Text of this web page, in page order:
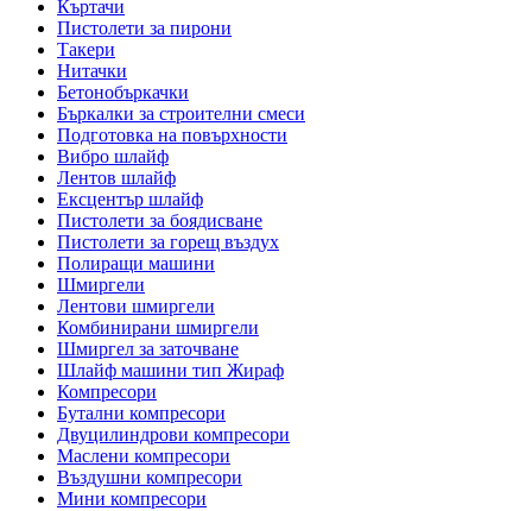
Къртачи
Пистолети за пирони
Такери
Нитачки
Бетонобъркачки
Бъркалки за строителни смеси
Подготовка на повърхности
Вибро шлайф
Лентов шлайф
Ексцентър шлайф
Пистолети за боядисване
Пистолети за горещ въздух
Полиращи машини
Шмиргели
Лентови шмиргели
Комбинирани шмиргели
Шмиргел за заточване
Шлайф машини тип Жираф
Компресори
Бутални компресори
Двуцилиндрови компресори
Маслени компресори
Въздушни компресори
Мини компресори